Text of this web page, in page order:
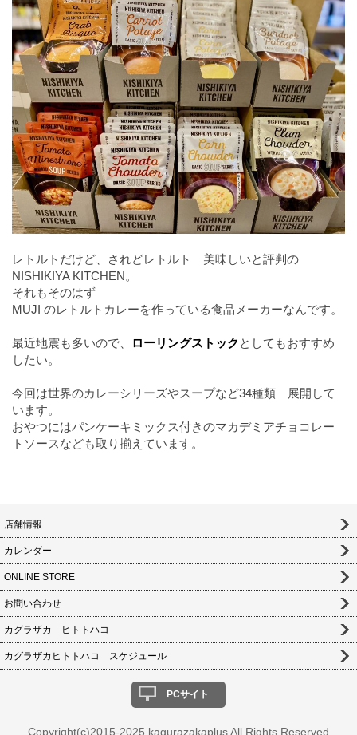
レトルトだけど、されどレトルト 美味しいと評判の
NISHIKIYA KITCHEN。
それもそのはず
MUJI のレトルトカレーを作っている食品メーカーなんです。
最近地震も多いので、 ローリングストック としてもおすすめ
したい。
今回は世界のカレーシリーズやスープなど34種類 展開して
います。
おやつにはパンケーキミックス付きのマカデミアチョコレー
トソースなども取り揃えています。
店舗情報
カレンダー
ONLINE STORE
お問い合わせ
カグラザカ ヒトトハコ
カグラザカヒトトハコ スケジュール
PCサイト
Copyright(c)2015-2025 kagurazakaplus All Rights Reserved